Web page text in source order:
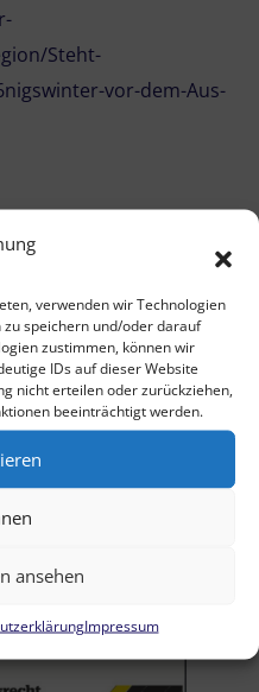
verwenden wir Technologien
speichern und/oder darauf
zustimmen, können wir
IDs auf dieser Website
nicht erteilen oder zurückziehen,
beeinträchtigt werden.
ansehen
Impressum
Steht-
vor-dem-Aus-
weiter
Vorläufige